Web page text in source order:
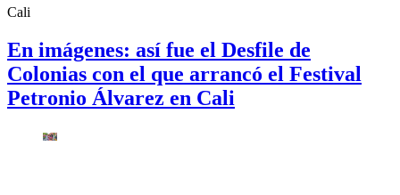
Cali
En imágenes: así fue el Desfile de
Colonias con el que arrancó el Festival
Petronio Álvarez en Cali